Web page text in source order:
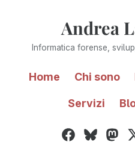
Andrea
Informatica forense,
Home Chi sono
Servizi
Facebook
Bluesky